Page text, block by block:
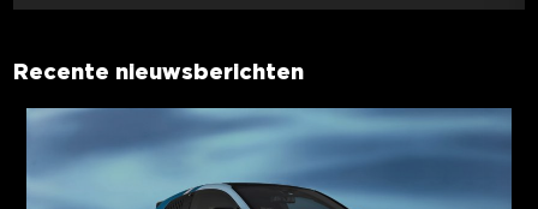
Recente nieuwsberichten